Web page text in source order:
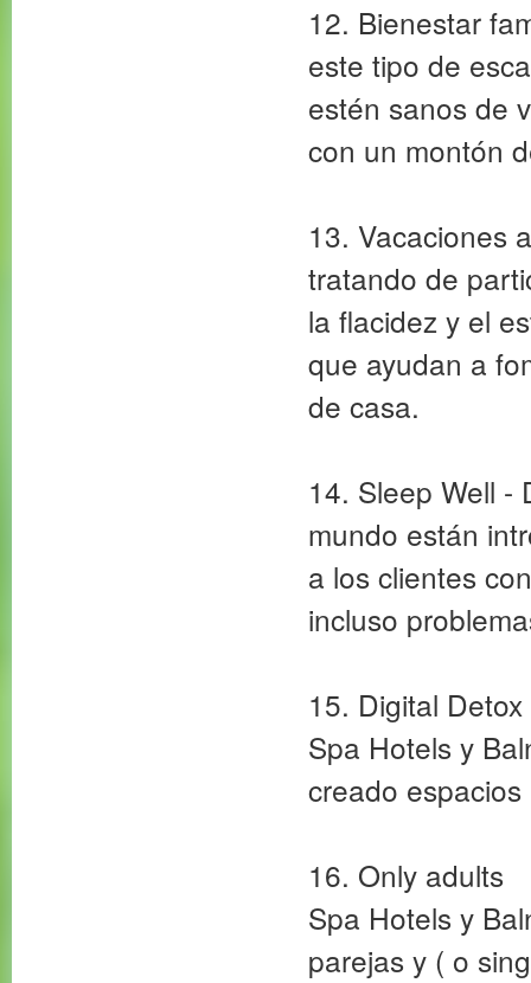
12. Bienestar
este tipo de
estén sanos de
con un montón
13. Vacaciones
tratando de
la flacidez y el
que ayudan a
de casa.
14. Sleep Well -
mundo están
a los clientes
incluso
15. Digital Detox
Spa Hotels y
creado
16. Only adults
Spa Hotels y
parejas y ( o